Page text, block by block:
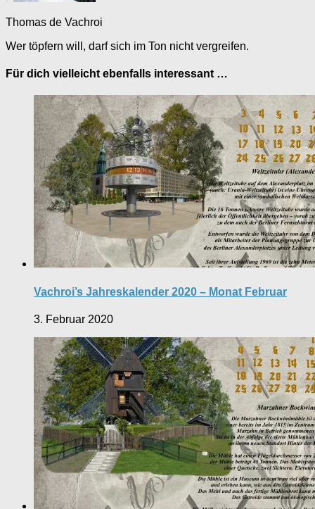
Thomas de Vachroi
Wer töpfern will, darf sich im Ton nicht vergreifen.
Für dich vielleicht ebenfalls interessant …
Vachroi’s Jahreskalender 2020 – Monat Februar
3. Februar 2020